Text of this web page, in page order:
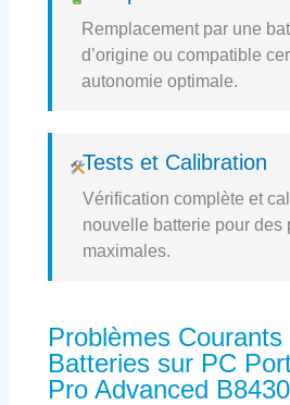
Remplacement par une
d’origine ou compatible
autonomie optimale.
Tests et Calibration
Vérification complète et
nouvelle batterie pour des
maximales.
Problèmes Courants
Batteries sur PC
Pro Advanced